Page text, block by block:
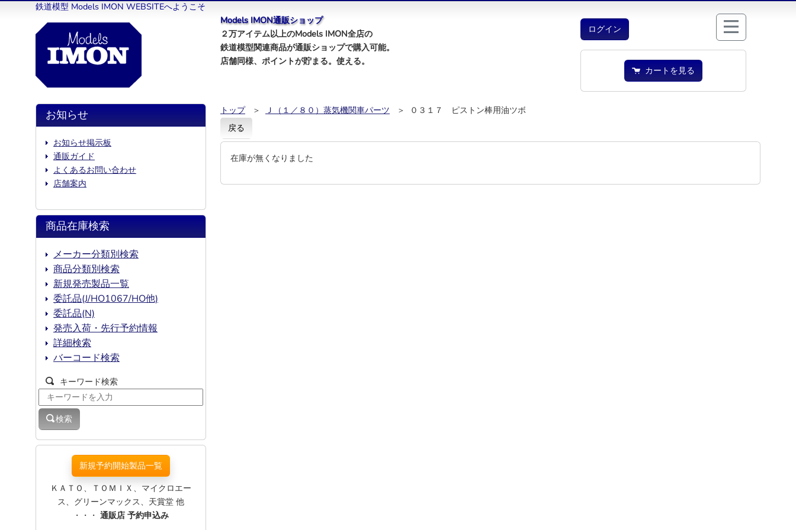
鉄道模型 Models IMON WEBSITEへようこそ
Models IMON通販ショップ
２万アイテム以上のModels IMON全店の
鉄道模型関連商品が通販ショップで購入可能。
店舗同様、ポイントが貯まる。使える。
ログイン
カートを見る
トップ ＞ Ｊ（１／８０）蒸気機関車パーツ
＞ ０３１７ ピストン棒用油ツボ
戻る
在庫が無くなりました
お知らせ
お知らせ掲示板
通販ガイド
よくあるお問い合わせ
店舗案内
商品在庫検索
メーカー分類別検索
商品分類別検索
新規発売製品一覧
委託品(J/HO1067/HO他)
委託品(N)
発売入荷・先行予約情報
詳細検索
バーコード検索
キーワード検索
検索
新規予約開始製品一覧
ＫＡＴＯ、ＴＯＭＩＸ、マイクロエー
ス、グリーンマックス、天賞堂 他
・・・ 通販店 予約申込み